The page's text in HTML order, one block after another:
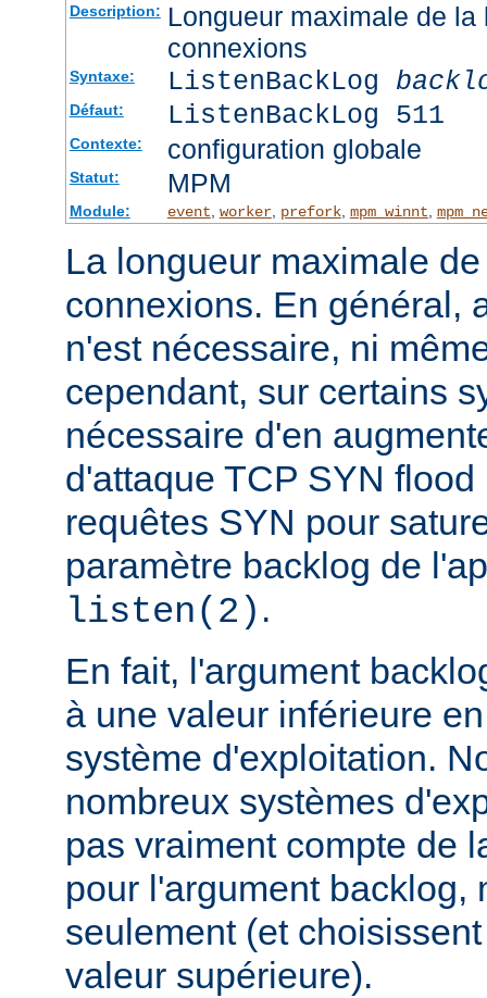
Description: Longueur maximale de
connexions
Syntaxe: ListenBackLog
Défaut: ListenBackLog 511
Contexte: configuration globale
Statut: MPM
Module: event, worker, prefork, mpm_winnt,
La longueur maximale
connexions. En général,
n'est nécessaire, ni
cependant, sur certains
nécessaire d'en
d'attaque TCP SYN
requêtes SYN pour
paramètre backlog de
listen(2) .
En fait, l'argument
à une valeur inférieure
système d'exploitation.
nombreux systèmes
pas vraiment compte de
pour l'argument backlog,
seulement (et
valeur supérieure).